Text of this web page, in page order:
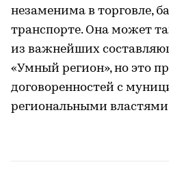
незаменима в торговле,
транспорте. Она может
из важнейших
«Умный регион», но это
договоренностей с
региональными